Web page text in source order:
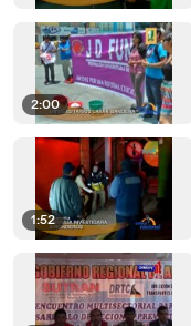
2:00
1:52